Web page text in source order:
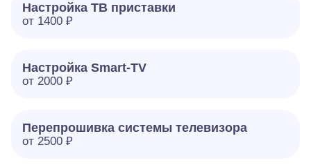
Настройка ТВ приставки
от 1400 ₽
Настройка Smart-TV
от 2000 ₽
Перепрошивка системы телевизора
от 2500 ₽